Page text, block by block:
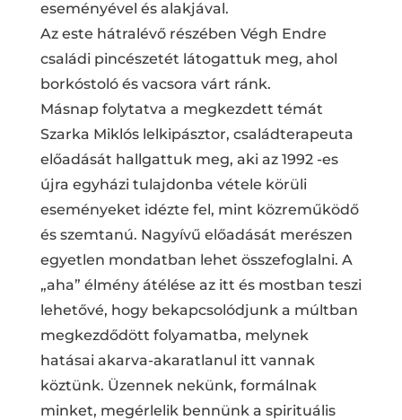
eseményével és alakjával.
Az este hátralévő részében Végh Endre
családi pincészetét látogattuk meg, ahol
borkóstoló és vacsora várt ránk.
Másnap folytatva a megkezdett témát
Szarka Miklós lelkipásztor, családterapeuta
előadását hallgattuk meg, aki az 1992 -es
újra egyházi tulajdonba vétele körüli
eseményeket idézte fel, mint közreműködő
és szemtanú. Nagyívű előadását merészen
egyetlen mondatban lehet összefoglalni. A
„aha” élmény átélése az itt és mostban teszi
lehetővé, hogy bekapcsolódjunk a múltban
megkezdődött folyamatba, melynek
hatásai akarva-akaratlanul itt vannak
köztünk. Üzennek nekünk, formálnak
minket, megérlelik bennünk a spirituális